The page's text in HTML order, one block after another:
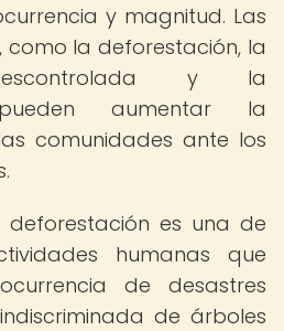
y magnitud. Las
como la deforestación, la
y la
aumentar la
comunidades ante los
deforestación es una de
humanas que
de desastres
de árboles